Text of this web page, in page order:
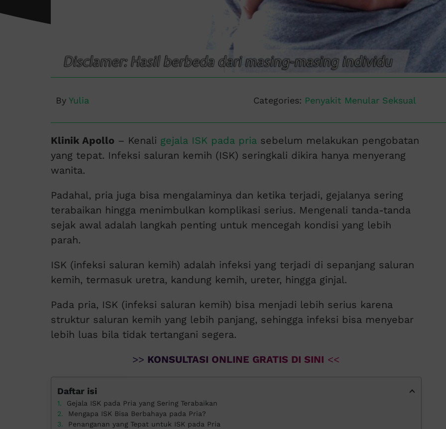
By Yulia Categories: Penyakit Menular Seksual
Klinik Apollo – Kenali gejala ISK pada priasebelum melakukan pengobatan
yang tepat. Infeksi saluran kemih (ISK) seringkali dikira hanya menyerang
wanita.
Padahal, pria juga bisa mengalaminya dan ketika terjadi, gejalanya sering
terabaikan hingga menimbulkan komplikasi serius. Mengenali tanda-tanda
sejak awal adalah langkah penting untuk mencegah kondisi yang lebih
parah.
ISK (infeksi saluran kemih) adalah infeksi yang terjadi di sepanjang saluran
kemih, termasuk uretra, kandung kemih, ureter, hingga ginjal.
Pada pria, ISK (infeksi saluran kemih) bisa menjadi lebih serius karena
struktur saluran kemih yang lebih panjang, sehingga infeksi bisa menyebar
lebih luas bila tidak tertangani segera.
>> KONSULTASI ONLINE GRATIS DI SINI <<
Daftar isi
Gejala ISK pada Pria yang Sering Terabaikan
Mengapa ISK Bisa Berbahaya pada Pria?
Penanganan yang Tepat untuk ISK pada Pria